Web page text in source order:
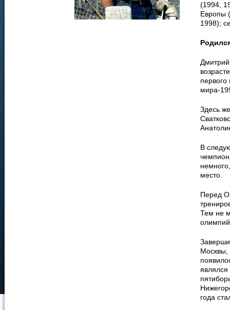
(1994,
Европы
1998);
мира-
Здесь
В
место.
Перед
Тем не
Москвы,
года